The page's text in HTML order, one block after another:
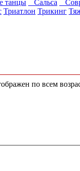
танцы Сальса
Триатлон Трикинг
по всем